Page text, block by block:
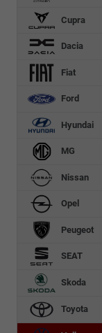
Cupra
Dacia
Fiat
Ford
Hyundai
MG
Nissan
Opel
Peugeot
SEAT
Skoda
Toyota